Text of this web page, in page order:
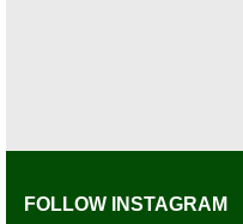
FOLLOW INSTAGRAM